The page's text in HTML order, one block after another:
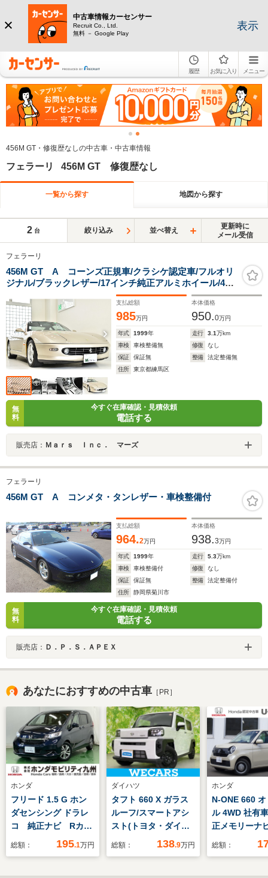
中古車情報カーセンサー
Recruit Co., Ltd.
無料 － Google Play
表示
履歴 お気に入り メニュー
456M GT・修復歴なしの中古車・中古車情報
フェラーリ 456M GT 修復歴なし
一覧から探す 地図から探す
2 台 絞り込み 並べ替え
更新時に
メール受信
フェラーリ
456M GT A コーンズ正規車/クラシケ認定車/フルオリ
ジナル/ブラックレザー/17インチ純正アルミホイール/4速
オートマチック/ETC/クラシケファイル/取説/記録簿/左ハ
ンドル
支払総額
985万円
本体価格
950.0万円
年式 1999年 走行 3.1万km
車検
車検整備無 修復
なし
保証
保証無 整備
法定整備無
住所
東京都練馬区
無
料
今すぐ在庫確認・見積依頼
電話する
販売店： Ｍａｒｓ Ｉｎｃ． マーズ
フェラーリ
456M GT A コンメタ・タンレザー・車検整備付
支払総額
964.2万円
本体価格
938.3万円
年式 1999年 走行 5.3万km
車検
車検整備付 修復
なし
保証
保証無 整備
法定整備付
住所
静岡県菊川市
無
料
今すぐ在庫確認・見積依頼
電話する
販売店： Ｄ．Ｐ．Ｓ．ＡＰＥＸ
あなたにおすすめの中古車 ［PR］
ホンダ
フリード 1.5 G ホン
ダセンシング ドラレ
コ 純正ナビ Rカメ
ラ ブルートゥース
総額： 195.1万円
ダイハツ
タフト 660 X ガラス
ルーフ/スマートアシ
スト(トヨタ・ダイハ
ツ)/車線逸脱防止支援
総額： 138.9万円
ホンダ
N-ONE 660
ル 4WD 社有
正メモリーナ
ョン/フルセグ
総額：